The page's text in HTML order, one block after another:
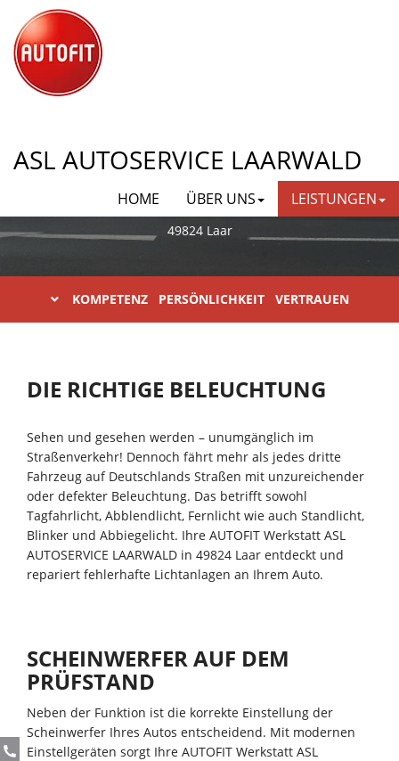
ASL AUTOSERVICE LAARWALD
HOME ÜBER UNS LEISTUNGEN
AUTOFIT ASL AUTOSERVICE
LAARWALD
49824 Laar
KOMPETENZ PERSÖNLICHKEIT VERTRAUEN
DIE RICHTIGE BELEUCHTUNG
Sehen und gesehen werden – unumgänglich im
Straßenverkehr! Dennoch fährt mehr als jedes dritte
Fahrzeug auf Deutschlands Straßen mit unzureichender
oder defekter Beleuchtung. Das betrifft sowohl
Tagfahrlicht, Abblendlicht, Fernlicht wie auch Standlicht,
Blinker und Abbiegelicht. Ihre AUTOFIT Werkstatt ASL
AUTOSERVICE LAARWALD in 49824 Laar entdeckt und
repariert fehlerhafte Lichtanlagen an Ihrem Auto.
SCHEINWERFER AUF DEM
PRÜFSTAND
Neben der Funktion ist die korrekte Einstellung der
Scheinwerfer Ihres Autos entscheidend. Mit modernen
Einstellgeräten sorgt Ihre AUTOFIT Werkstatt ASL